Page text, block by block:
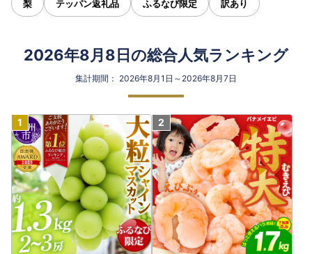
梨 テッパン返礼品 ふるなび限定 訳あり
2026年8月8日の総合人気ランキング
集計期間： 2026年8月1日～2026年8月7日